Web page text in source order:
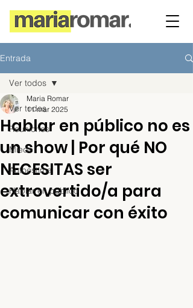
Entrada
Ver todos
Reuniones
Miedo
Autoestima
Hablar en público
Ver todos
Hablar en público no es
un show | Por qué NO
NECESITAS ser
extrovertido/a para
comunicar con éxito
Maria Romar
11 mar 2025